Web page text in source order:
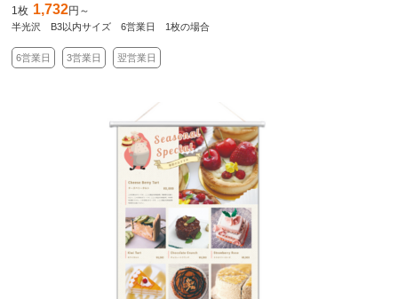
1枚 1,732円～
半光沢 B3以内サイズ 6営業日 1枚の場合
6営業日 3営業日 翌営業日